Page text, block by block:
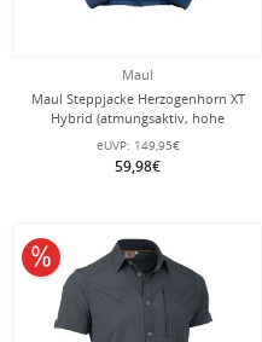
Maul
Maul Steppjacke Herzogenhorn XT
Hybrid (atmungsaktiv, hohe
Wärmeisolierung) ozeanblau Herren
eUVP: 149,95€
59,98€
10% reduziert